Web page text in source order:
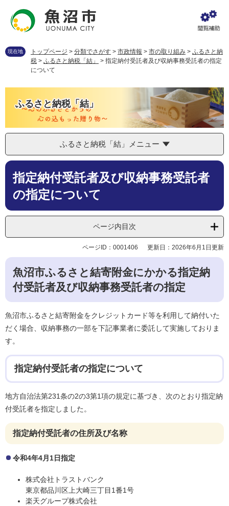
先
を現在地 トップページ > 分類でさがす > 市政情報 > 市の取り組み > ふるさと納
税 > ふるさと納税「結」 > 指定納付受託者及び収納事務受託者の指定
について
ふるさと納税「結」
ふるさと納税「結」メニュー
本
指定納付受託者及び収納事務受託者
の指定について
ページ内目次
ページID：0001406 更新日：2026年6月1日更新
魚沼市ふるさと結寄附金にかかる指定納
付受託者及び収納事務受託者の指定
魚沼市ふるさと結寄附金をクレジットカード等を利用して納付いた
だく場合、収納事務の一部を下記事業者に委託して実施しておりま
す。
指定納付受託者の指定について
地方自治法第231条の2の3第1項の規定に基づき、次のとおり指定納
付受託者を指定しました。
指定納付受託者の住所及び名称
令和4年4月1日指定
株式会社トラストバンク
東京都品川区上大崎三丁目1番1号
楽天グループ株式会社